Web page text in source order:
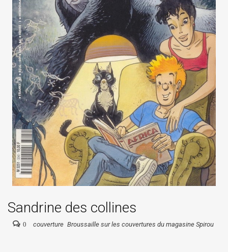
Sandrine des collines
0 couverture Broussaille sur les couvertures du magasine Spirou